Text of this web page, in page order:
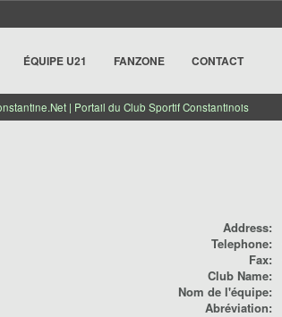
ÉQUIPE U21 FANZONE CONTACT
| Portail du Club Sportif Constantinois
Address:
Telephone:
Fax:
Club Name:
Nom de l'équipe:
Abréviation: